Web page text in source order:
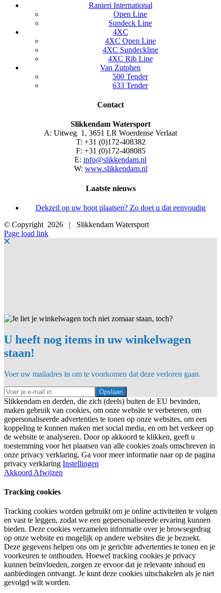
Ranieri International
Open Line
Sundeck Line
4XC
4XC Open Line
4XC Sundeckline
4XC Rib Line
Van Zutphen
500 Tender
633 Tender
Contact
Slikkendam Watersport
A: Uitweg 1, 3651 LR Woerdense Verlaat
T: +31 (0)172-408382
F: +31 (0)172-408085
E: info@slikkendam.nl
W: www.slikkendam.nl
Laatste nieuws
Dekzeil op uw boot plaatsen? Zo doet u dat eenvoudig
© Copyright 2026 | Slikkendam Watersport
Facebook
Instagram
LinkedIn
YouTube
X
E-
mail
Page load link
U heeft nog items in uw winkelwagen
staan!
Voer uw mailadres in om te voorkomen dat deze verloren gaan.
Opslaan
Slikkendam en derden, die zich (deels) buiten de EU bevinden,
maken gebruik van cookies, om onze website te verbeteren, om
gepersonaliseerde advertenties te tonen op onze websites, om een
koppeling te kunnen maken met social media, en om het verkeer op
de website te analyseren. Door op akkoord te klikken, geeft u
toestemming voor het plaatsen van alle cookies zoals omschreven in
onze privacy verklaring. Ga voor meer informatie naar op de pagina
privacy verklaring Instellingen
Akkoord Afwijzen
Tracking cookies
Tracking cookies worden gebruikt om je online activiteiten te volgen
en vast te leggen, zodat we een gepersonaliseerde ervaring kunnen
bieden. Deze cookies verzamelen informatie over je browsegedrag
op onze website en mogelijk op andere websites die je bezoekt.
Deze gegevens helpen ons om je gerichte advertenties te tonen en je
voorkeuren te onthouden. Hoewel tracking cookies je privacy
kunnen beïnvloeden, zorgen ze ervoor dat je relevante inhoud en
aanbiedingen ontvangt. Je kunt deze cookies uitschakelen als je niet
gevolgd wilt worden.